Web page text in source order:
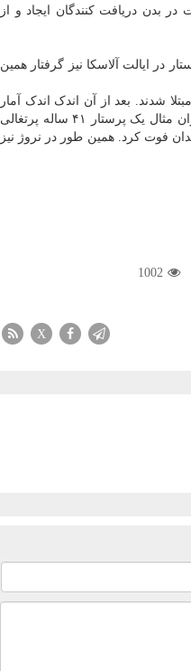
بدن دریافت کنندگان ایجاد و از
در ایالت آلاسکا نیز گرفتار همین
چند روز بعد از دریافت واکسن کووید ۱۹ به این بیماری مبتلا شدند. بعد از آن اندک اندک آمار
عوارض جانبی شدید در کشورهای دیگر و حتی مرگ و میر بعد از دریافت واکسن فایزر نیز اعلام گردید. بعنوان مثال یک پرستار ۴۱ ساله پرتغالی
فوت کرد. همین طور در نروژ نیز
1002
X